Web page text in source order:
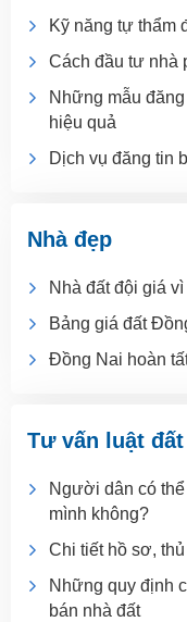
Kỹ năng tự thẩm
Cách đầu tư nhà
Những mẫu
hiệu quả
Dịch vụ đăng tin
Nhà đẹp
Nhà đất đội giá
Bảng giá đất
Đồng Nai hoàn
Tư vấn luật
Người dân có
mình không?
Chi tiết hồ sơ,
Những quy định
bán nhà đất